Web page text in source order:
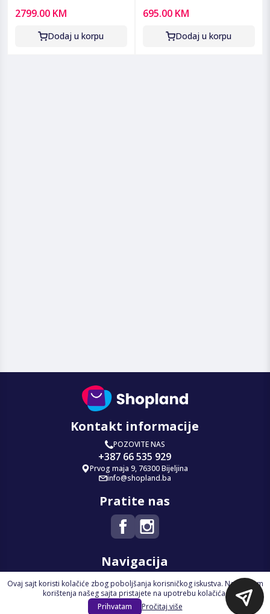
25.000 Pa - Qrevo Edge 2
2799.00 KM
Dodaj u korpu
BWD421PET
695.00 KM
Dodaj u korpu
Kontakt informacije
POZOVITE NAS
+387 66 535 929
Prvog maja 9, 76300 Bijeljina
info@shopland.ba
Pratite nas
Navigacija
Početna
Na Akciji
Izdvajamo
Ovaj sajt koristi kolačiće zbog poboljšanja korisničkog iskustva. Nastavkom
korištenja našeg sajta pristajete na upotrebu kolačića.
Prihvatam
Pročitaj više